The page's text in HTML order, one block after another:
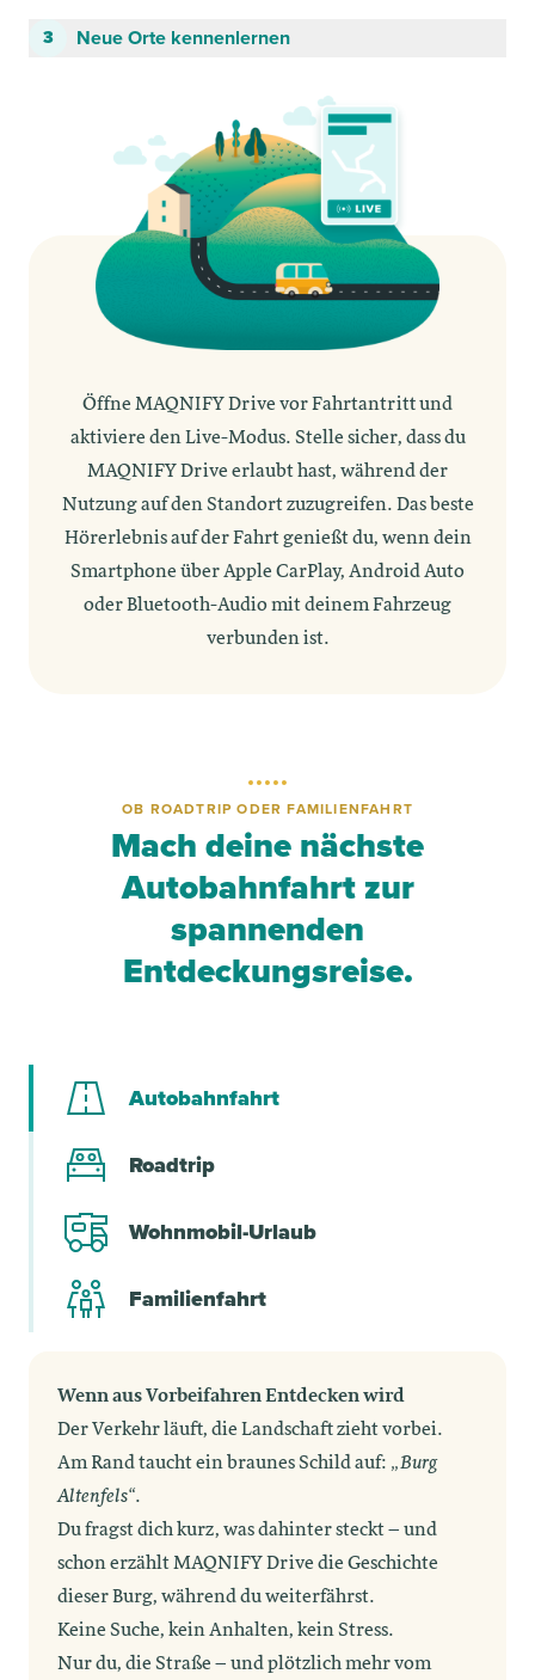
3 Neue Orte kennenlernen
Öffne MAQNIFY Drive vor Fahrtantritt und
aktiviere den Live-Modus. Stelle sicher, dass du
MAQNIFY Drive erlaubt hast, während der
Nutzung auf den Standort zuzugreifen. Das beste
Hörerlebnis auf der Fahrt genießt du, wenn dein
Smartphone über Apple CarPlay, Android Auto
oder Bluetooth-Audio mit deinem Fahrzeug
verbunden ist.
OB ROADTRIP ODER FAMILIENFAHRT
Mach deine nächste
Autobahnfahrt zur
spannenden
Entdeckungsreise.
Autobahnfahrt
Roadtrip
Wohnmobil-Urlaub
Familienfahrt
Wenn aus Vorbeifahren Entdecken wird
Der Verkehr läuft, die Landschaft zieht vorbei.
Am Rand taucht ein braunes Schild auf: „Burg
Altenfels“.
Du fragst dich kurz, was dahinter steckt – und
schon erzählt MAQNIFY Drive die Geschichte
dieser Burg, während du weiterfährst.
Keine Suche, kein Anhalten, kein Stress.
Nur du, die Straße – und plötzlich mehr vom